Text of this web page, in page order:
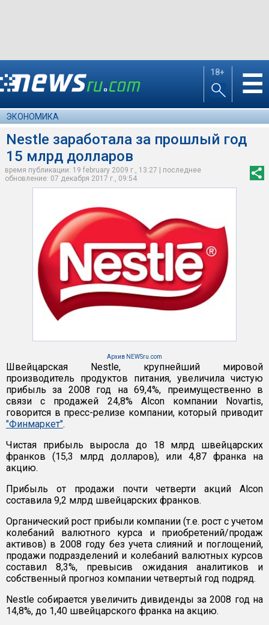
18+ ☰
ЭКОНОМИКА
Nestle заработала за прошлый год
15 млрд долларов
время публикации: 19 february 2009 г., 13:27 | последнее
обновление: 07 декабря 2017 г., 09:54
Архив NEWSru.com
Швейцарская Nestle, крупнейший мировой
производитель продуктов питания, увеличила чистую
прибыль за 2008 год на 69,4%, преимущественно в
связи с продажей 24,8% Alcon компании Novartis,
говорится в пресс-релизе компании, который приводит
"Финмаркет".
Чистая прибыль выросла до 18 млрд швейцарских
франков (15,3 млрд долларов), или 4,87 франка на
акцию.
Прибыль от продажи почти четверти акций Alcon
составила 9,2 млрд швейцарских франков.
Органический рост прибыли компании (т.е. рост с учетом
колебаний валютного курса и приобретений/продаж
активов) в 2008 году без учета слияний и поглощений,
продажи подразделений и колебаний валютных курсов
составил 8,3%, превысив ожидания аналитиков и
собственный прогноз компании четвертый год подряд.
Nestle собирается увеличить дивиденды за 2008 год на
14,8%, до 1,40 швейцарского франка на акцию.